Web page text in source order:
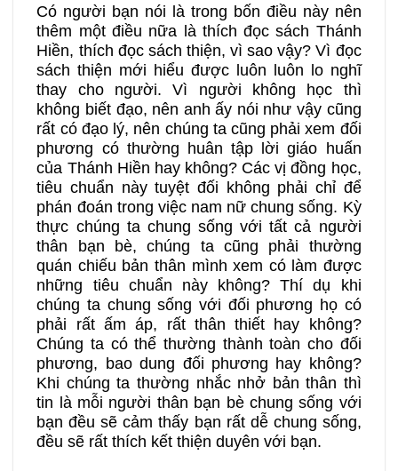
Có người bạn nói là trong bốn điều này nên
thêm một điều nữa là thích đọc sách Thánh
Hiền, thích đọc sách thiện, vì sao vậy? Vì đọc
sách thiện mới hiểu được luôn luôn lo nghĩ
thay cho người. Vì người không học thì
không biết đạo, nên anh ấy nói như vậy cũng
rất có đạo lý, nên chúng ta cũng phải xem đối
phương có thường huân tập lời giáo huấn
của Thánh Hiền hay không? Các vị đồng học,
tiêu chuẩn này tuyệt đối không phải chỉ để
phán đoán trong việc nam nữ chung sống. Kỳ
thực chúng ta chung sống với tất cả người
thân bạn bè, chúng ta cũng phải thường
quán chiếu bản thân mình xem có làm được
những tiêu chuẩn này không? Thí dụ khi
chúng ta chung sống với đối phương họ có
phải rất ấm áp, rất thân thiết hay không?
Chúng ta có thể thường thành toàn cho đối
phương, bao dung đối phương hay không?
Khi chúng ta thường nhắc nhở bản thân thì
tin là mỗi người thân bạn bè chung sống với
bạn đều sẽ cảm thấy bạn rất dễ chung sống,
đều sẽ rất thích kết thiện duyên với bạn.